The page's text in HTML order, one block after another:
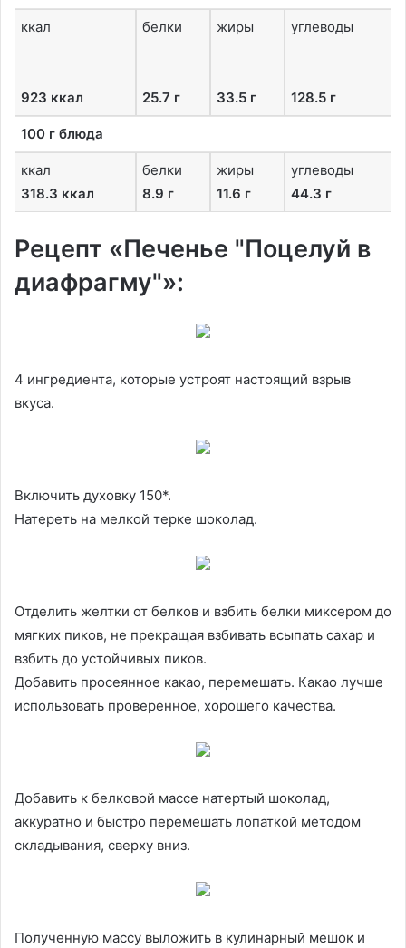
ккал
923 ккал
белки
25.7 г
жиры
33.5 г
углеводы
128.5 г
100 г блюда
ккал
318.3 ккал
белки
8.9 г
жиры
11.6 г
углеводы
44.3 г
Рецепт «Печенье "Поцелуй в
диафрагму"»:
4 ингредиента, которые устроят настоящий взрыв
вкуса.
Включить духовку 150*.
Натереть на мелкой терке шоколад.
Отделить желтки от белков и взбить белки миксером до
мягких пиков, не прекращая взбивать всыпать сахар и
взбить до устойчивых пиков.
Добавить просеянное какао, перемешать. Какао лучше
использовать проверенное, хорошего качества.
Добавить к белковой массе натертый шоколад,
аккуратно и быстро перемешать лопаткой методом
складывания, сверху вниз.
Полученную массу выложить в кулинарный мешок и